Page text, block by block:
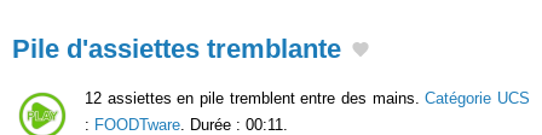
Pile d'assiettes tremblante
12 assiettes en pile tremblent entre des mains.Catégorie UCS
: FOODTware . Durée : 00:11.